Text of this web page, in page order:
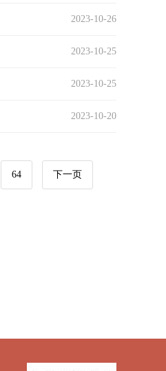
2023-10-26
2023-10-25
2023-10-25
2023-10-20
64 下一页